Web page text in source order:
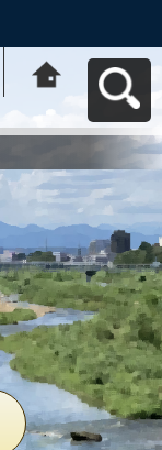
動応援ｻｲﾄ はち
コミねっとへ戻